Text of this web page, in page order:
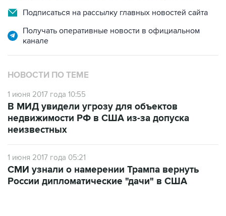
Подписаться на рассылку главных новостей сайта
Получать оперативные новости в официальном
канале
НОВОСТИ ПО ТЕМЕ
1 июня 2017 года 10:55
В МИД увидели угрозу для объектов
недвижимости РФ в США из-за допуска
неизвестных
1 июня 2017 года 05:21
СМИ узнали о намерении Трампа вернуть
России дипломатические "дачи" в США